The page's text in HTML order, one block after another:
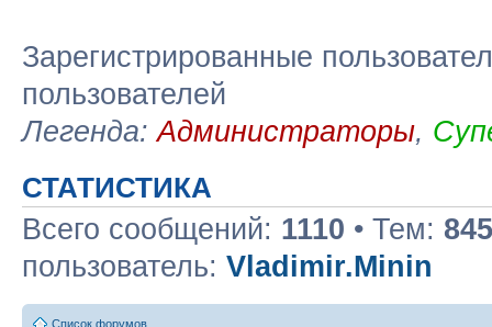
Зарегистрированные
пользователей
Легенда:Администраторы,
СТАТИСТИКА
Всего сообщений: 1110 • Тем: 845
пользователь: Vladimir.Minin
Список форумов